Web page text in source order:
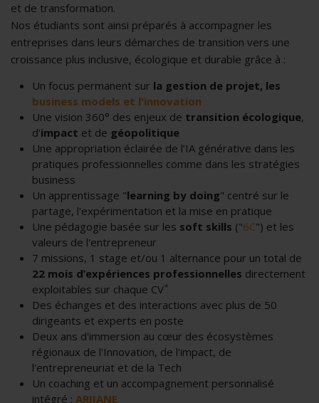
et de transformation.
Nos étudiants sont ainsi préparés à accompagner les
entreprises dans leurs démarches de transition vers une
croissance plus inclusive, écologique et durable grâce à :
Un focus permanent sur la gestion de projet, les
business models et l'innovation
Une vision 360° des enjeux de transition écologique,
d'impact et de géopolitique
Une appropriation éclairée de l’IA générative dans les
pratiques professionnelles comme dans les stratégies
business
Un apprentissage "learning by doing" centré sur le
partage, l'expérimentation et la mise en pratique
Une pédagogie basée sur les soft skills ("6C") et les
valeurs de l'entrepreneur
7 missions, 1 stage et/ou 1 alternance pour un total de
22 mois d’expériences professionnelles directement
exploitables sur chaque CV*
Des échanges et des interactions avec plus de 50
dirigeants et experts en poste
Deux ans d'immersion au cœur des écosystèmes
régionaux de l'Innovation, de l'impact, de
l'entrepreneuriat et de la Tech
Un coaching et un accompagnement personnalisé
intégré : ARIIANE